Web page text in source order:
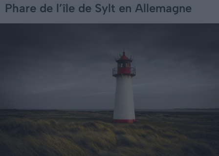
Phare de l’île de Sylt en Allemagne